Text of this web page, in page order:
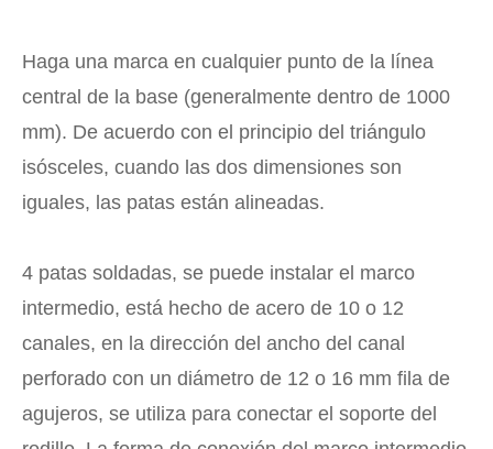
Haga una marca en cualquier punto de la línea
central de la base (generalmente dentro de 1000
mm). De acuerdo con el principio del triángulo
isósceles, cuando las dos dimensiones son
iguales, las patas están alineadas.
4 patas soldadas, se puede instalar el marco
intermedio, está hecho de acero de 10 o 12
canales, en la dirección del ancho del canal
perforado con un diámetro de 12 o 16 mm fila de
agujeros, se utiliza para conectar el soporte del